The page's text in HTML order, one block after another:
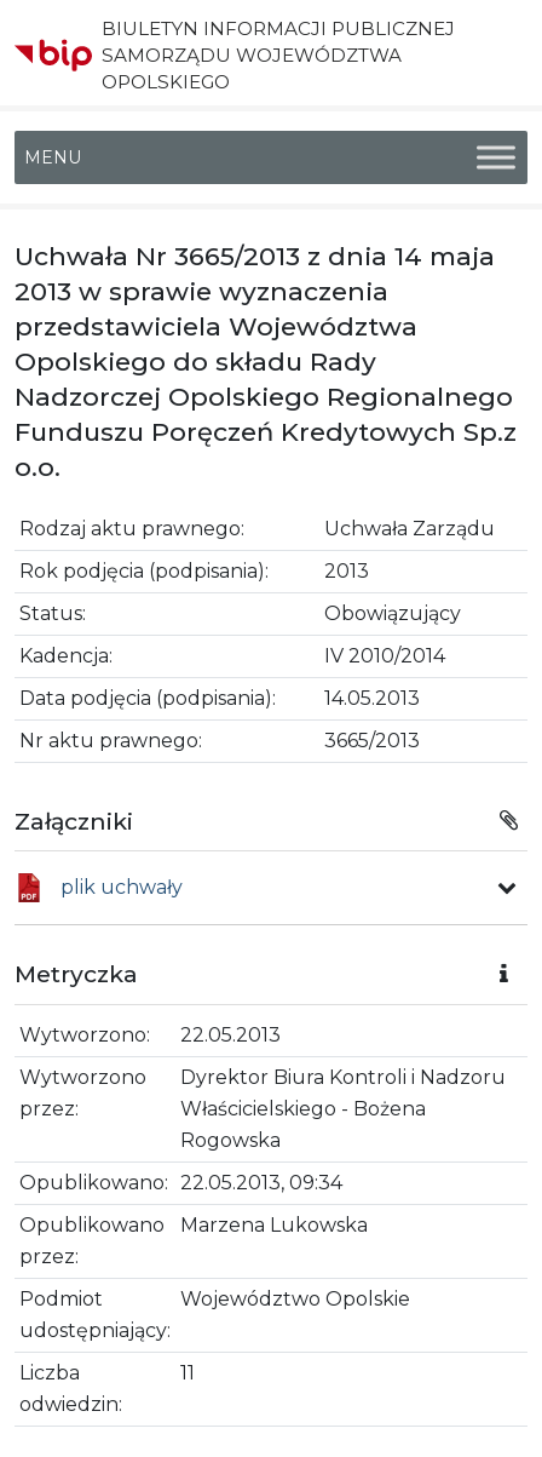
BIULETYN INFORMACJI PUBLICZNEJ
SAMORZĄDU WOJEWÓDZTWA
OPOLSKIEGO
Menu główne
Uchwała Nr 3665/2013 z dnia 14 maja
2013 w sprawie wyznaczenia
przedstawiciela Województwa
Opolskiego do składu Rady
Nadzorczej Opolskiego Regionalnego
Funduszu Poręczeń Kredytowych Sp.z
o.o.
Rodzaj aktu prawnego:
Uchwała Zarządu
Rok podjęcia (podpisania):
2013
Status:
Obowiązujący
Kadencja:
IV 2010/2014
Data podjęcia (podpisania):
14.05.2013
Nr aktu prawnego:
3665/2013
Załączniki
plik uchwały
Metryczka
Wytworzono:
22.05.2013
Wytworzono
przez:
Dyrektor Biura Kontroli i Nadzoru
Właścicielskiego - Bożena
Rogowska
Opublikowano: 22.05.2013, 09:34
Opublikowano
przez:
Marzena Lukowska
Podmiot
udostępniający:
Województwo Opolskie
Liczba
odwiedzin:
11